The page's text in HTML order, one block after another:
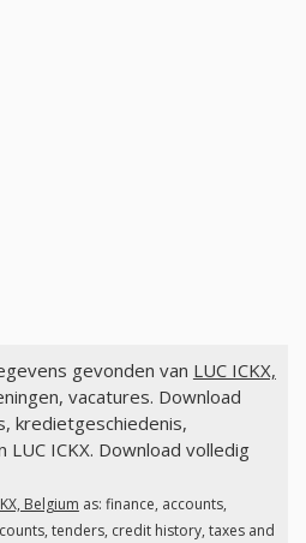
gevonden van LUC ICKX,
vacatures. Download
kredietgeschiedenis,
ICKX. Download volledig
Belgium as: finance, accounts,
tenders, credit history, taxes and